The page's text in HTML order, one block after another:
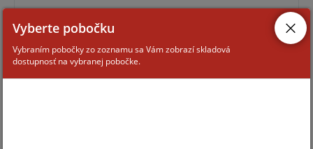
Doprodej
Vyberte pobočku
Vybraním pobočky zo zoznamu sa Vám zobrazí skladová
dostupnosť na vybranej pobočke.